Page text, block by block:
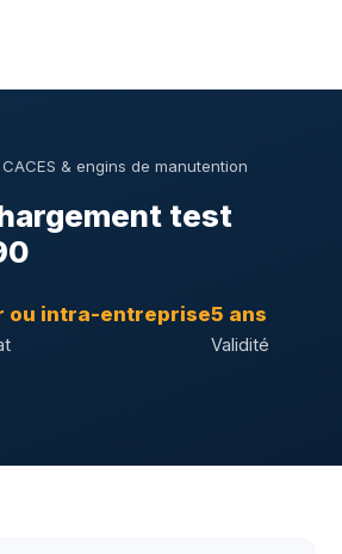
CACES & engins de manutention
test
ou intra-entreprise5 ans
Validité